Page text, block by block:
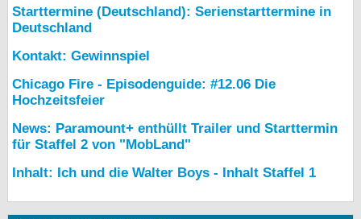
Starttermine (Deutschland): Serienstarttermine in
Deutschland
Kontakt: Gewinnspiel
Chicago Fire - Episodenguide: #12.06 Die
Hochzeitsfeier
News: Paramount+ enthüllt Trailer und Starttermin
für Staffel 2 von "MobLand"
Inhalt: Ich und die Walter Boys - Inhalt Staffel 1